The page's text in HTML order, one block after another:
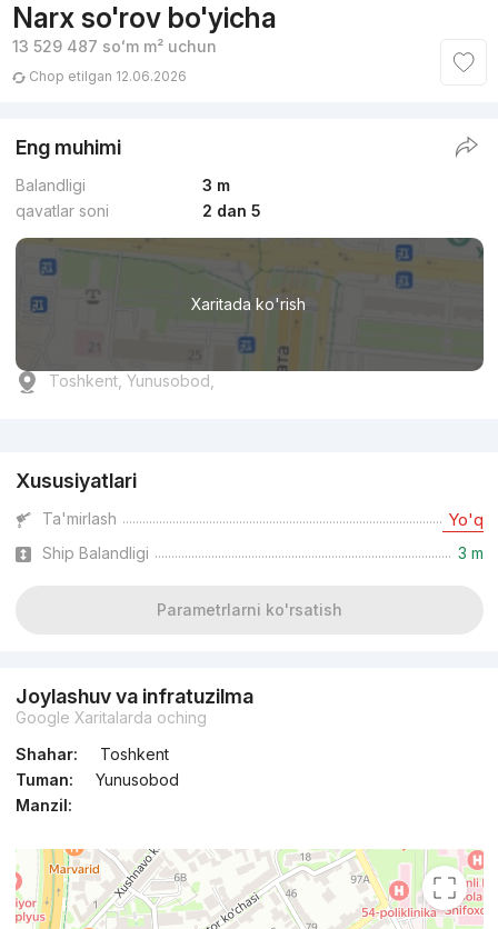
Narx so'rov bo'yicha
13 529 487 soʻmm² uchun
Chop etilgan 12.06.2026
Eng muhimi
Balandligi
3 m
qavatlar soni
2 dan 5
Xaritada ko'rish
Toshkent, Yunusobod,
Xususiyatlari
Ta'mirlash Yo'q
Ship Balandligi 3 m
Parametrlarni ko'rsatish
Joylashuv va infratuzilma
Google Xaritalarda oching
Shahar:
Toshkent
Tuman:
Yunusobod
Manzil: